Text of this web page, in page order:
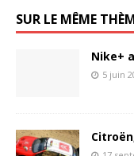
SUR LE MÊME
Nike+
5 juin